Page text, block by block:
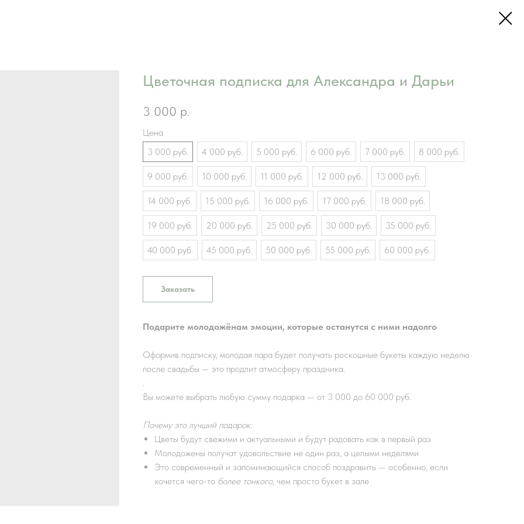
Цветочная подписка для Александра и Дарьи
3 000 р.
Цена
3 000 руб.
4 000 руб. 5 000 руб. 6 000 руб. 7 000 руб. 8 000 руб.
9 000 руб. 10 000 руб. 11 000 руб. 12 000 руб. 13 000 руб.
14 000 руб. 15 000 руб. 16 000 руб. 17 000 руб. 18 000 руб.
19 000 руб. 20 000 руб. 25 000 руб. 30 000 руб. 35 000 руб.
40 000 руб. 45 000 руб. 50 000 руб. 55 000 руб. 60 000 руб.
Заказать
Подарите молодожёнам эмоции, которые останутся с ними надолго
Оформив подписку, молодая пара будет получать роскошные букеты каждую неделю
после свадьбы — это продлит атмосферу праздника.
Вы можете выбрать любую сумму подарка — от 3 000 до 60 000 руб.
Почему это лучший подарок:
Цветы будут свежими и актуальными и будут радовать как в первый раз
Молодожены получат удовольствие не один раз, а целыми неделями
Это современный и запоминающийся способ поздравить — особенно, если
хочется чего-то более тонкого, чем просто букет в зале